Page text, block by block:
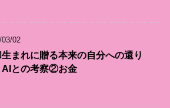
03/02
生まれに贈る本来の自分への還り
AIとの考察②お金